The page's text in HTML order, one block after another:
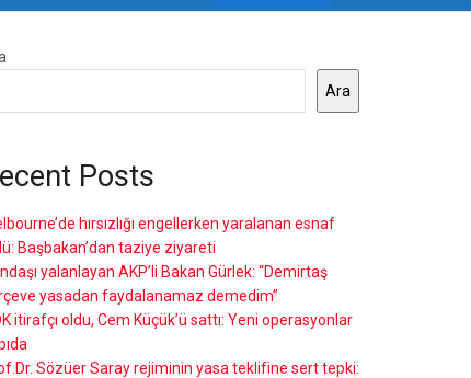
Ara
Posts
hırsızlığı engellerken yaralanan esnaf
Başbakan’dan taziye ziyareti
yalanlayan AKP’li Bakan Gürlek: “Demirtaş
yasadan faydalanamaz demedim”
itirafçı oldu, Cem Küçük’ü sattı: Yeni operasyonlar
Sözüer Saray rejiminin yasa teklifine sert tepki: